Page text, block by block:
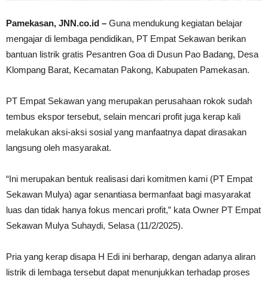
Pamekasan, JNN.co.id – Guna mendukung kegiatan belajar
mengajar di lembaga pendidikan, PT Empat Sekawan berikan
bantuan listrik gratis Pesantren Goa di Dusun Pao Badang, Desa
Klompang Barat, Kecamatan Pakong, Kabupaten Pamekasan.
PT Empat Sekawan yang merupakan perusahaan rokok sudah
tembus ekspor tersebut, selain mencari profit juga kerap kali
melakukan aksi-aksi sosial yang manfaatnya dapat dirasakan
langsung oleh masyarakat.
“Ini merupakan bentuk realisasi dari komitmen kami (PT Empat
Sekawan Mulya) agar senantiasa bermanfaat bagi masyarakat
luas dan tidak hanya fokus mencari profit,” kata Owner PT Empat
Sekawan Mulya Suhaydi, Selasa (11/2/2025).
Pria yang kerap disapa H Edi ini berharap, dengan adanya aliran
listrik di lembaga tersebut dapat menunjukkan terhadap proses